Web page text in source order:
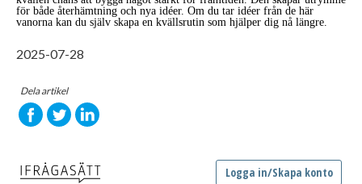
för både återhämtning och nya idéer. Om du tar idéer från de här
vanorna kan du själv skapa en kvällsrutin som hjälper dig nå längre.
2025-07-28
Dela artikel